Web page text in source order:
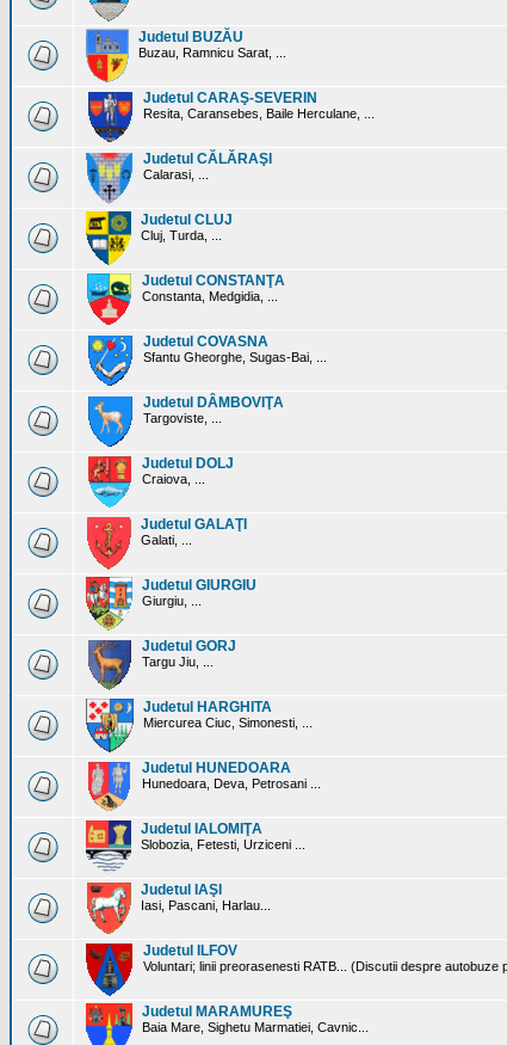
Judetul BUZĂU
Buzau, Ramnicu Sarat, ...
Judetul CARAŞ-SEVERIN
Resita, Caransebes, Baile Herculane, ...
Judetul CĂLĂRAŞI
Calarasi, ...
Judetul CLUJ
Cluj, Turda, ...
Judetul CONSTANŢA
Constanta, Medgidia, ...
Judetul COVASNA
Sfantu Gheorghe, Sugas-Bai, ...
Judetul DÂMBOVIŢA
Targoviste, ...
Judetul DOLJ
Craiova, ...
Judetul GALAŢI
Galati, ...
Judetul GIURGIU
Giurgiu, ...
Judetul GORJ
Targu Jiu, ...
Judetul HARGHITA
Miercurea Ciuc, Simonesti, ...
Judetul HUNEDOARA
Hunedoara, Deva, Petrosani ...
Judetul IALOMIŢA
Slobozia, Fetesti, Urziceni ...
Judetul IAŞI
Iasi, Pascani, Harlau...
Judetul ILFOV
Voluntari; linii preorasenesti RATB... (Discutii despre
Judetul MARAMUREŞ
Baia Mare, Sighetu Marmatiei, Cavnic...